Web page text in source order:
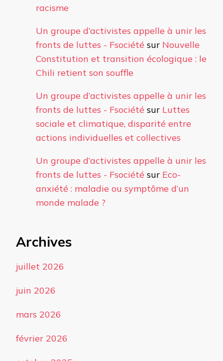
racisme
Un groupe d’activistes appelle à unir les
fronts de luttes - Fsociété sur Nouvelle
Constitution et transition écologique : le
Chili retient son souffle
Un groupe d’activistes appelle à unir les
fronts de luttes - Fsociété sur Luttes
sociale et climatique, disparité entre
actions individuelles et collectives
Un groupe d’activistes appelle à unir les
fronts de luttes - Fsociété sur Eco-
anxiété : maladie ou symptôme d’un
monde malade ?
Archives
juillet 2026
juin 2026
mars 2026
février 2026